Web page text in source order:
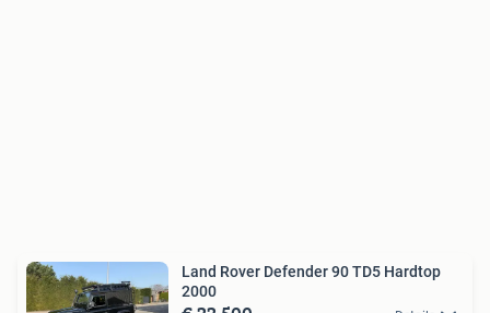
Land Rover Defender 90 TD5 Hardtop
2000